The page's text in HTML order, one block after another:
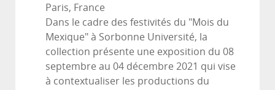
Paris, France
Dans le cadre des festivités du "Mois du
Mexique" à Sorbonne Université, la
collection présente une exposition du 08
septembre au 04 décembre 2021 qui vise
à contextualiser les productions du